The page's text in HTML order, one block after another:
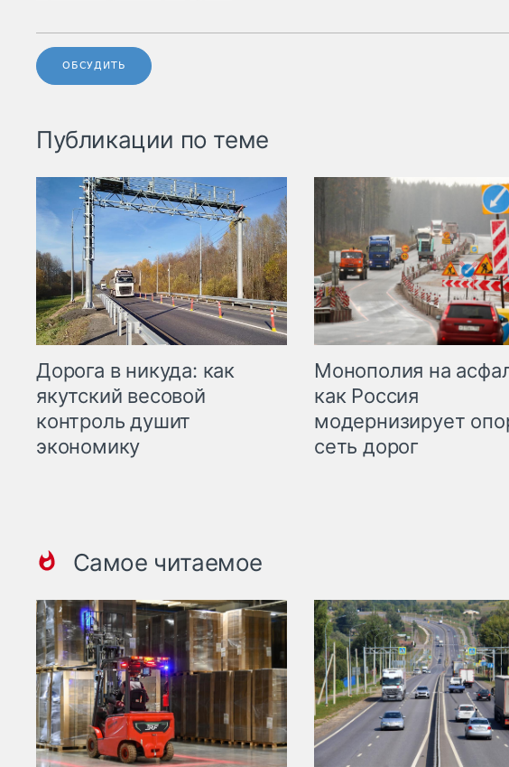
ОБСУДИТЬ
Публикации по теме
Дорога в никуда: как
якутский весовой
контроль душит
экономику
Монополия на
как Россия
модернизирует
сеть дорог
Самое читаемое